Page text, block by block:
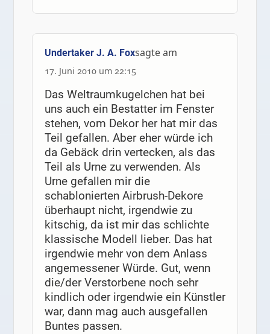
Undertaker J. A. Foxsagte am
17. Juni 2010 um 22:15
Das Weltraumkugelchen hat bei
uns auch ein Bestatter im Fenster
stehen, vom Dekor her hat mir das
Teil gefallen. Aber eher würde ich
da Gebäck drin vertecken, als das
Teil als Urne zu verwenden. Als
Urne gefallen mir die
schablonierten Airbrush-Dekore
überhaupt nicht, irgendwie zu
kitschig, da ist mir das schlichte
klassische Modell lieber. Das hat
irgendwie mehr von dem Anlass
angemessener Würde. Gut, wenn
die/der Verstorbene noch sehr
kindlich oder irgendwie ein Künstler
war, dann mag auch ausgefallen
Buntes passen.